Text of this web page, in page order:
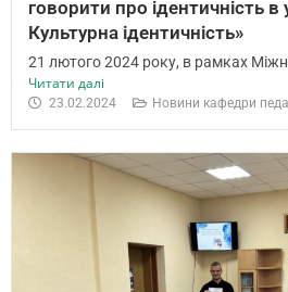
говорити про ідентичність в
Культурна ідентичність»
21 лютого 2024 року, в рамках
Читати далі
23.02.2024 Новини кафедри